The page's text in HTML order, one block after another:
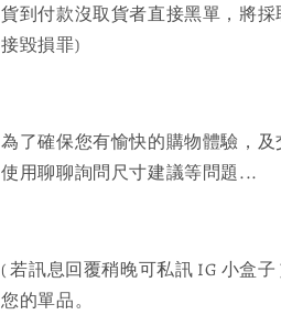
貨到付款沒取貨者直接黑單，將採
接毀損罪)
為了確保您有愉快的購物體驗，
使用聊聊詢問尺寸建議等問題...
( 若訊息回覆稍晚可私訊 IG 小盒
您的單品。